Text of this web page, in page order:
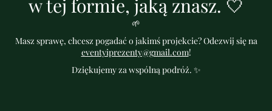
w tej formie, jaką znasz. 🤍
🌱
Masz sprawę, chcesz pogadać o jakimś projekcie? Odezwij się na
eventyiprezenty@gmail.com!
Dziękujemy za wspólną podróż. ✨